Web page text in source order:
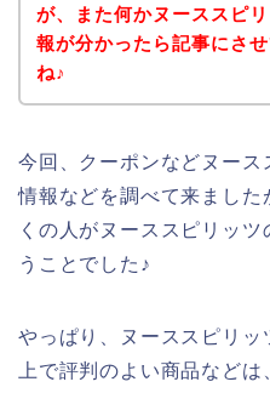
が、また何かヌーススピ
報が分かったら記事にさ
ね♪
今回、クーポンなどヌース
情報などを調べて来ました
くの人がヌーススピリッ
うことでした♪
やっぱり、ヌーススピリッ
上で評判のよい商品など